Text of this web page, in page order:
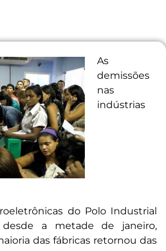
As
demissões
nas
indústrias
do Polo Industrial
desde a metade de janeiro,
das fábricas retornou das